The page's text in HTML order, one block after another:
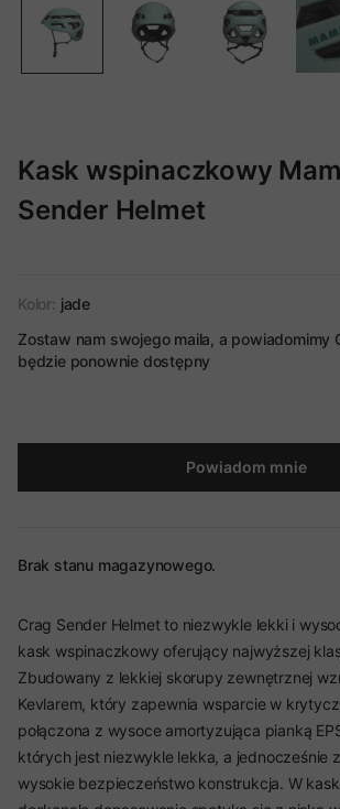
Kask wspinaczkowy
Sender Helmet
Kolor: jade
Zostaw nam swojego maila, a powiadomimy
będzie ponownie dostępny
Powiadom mnie
Brak stanu magazynowego.
Crag Sender Helmet to niezwykle lekki i
kask wspinaczkowy oferujący najwyższej
Zbudowany z lekkiej skorupy zewnętrznej
Kevlarem, który zapewnia wsparcie w
połączona z wysoce amortyzująca pianką
których jest niezwykle lekka, a jednocześnie
wysokie bezpieczeństwo konstrukcja. W